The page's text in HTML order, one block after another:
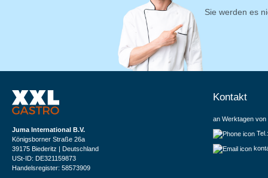
Sie werden es
Juma International B.V.
Königsborner Straße 26a
39175 Biederitz | Deutschland
USt-ID: DE321159873
Handelsregister: 58573909
Kontakt
an Werktagen